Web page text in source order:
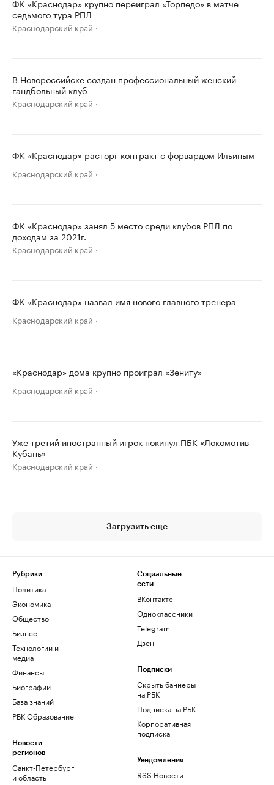
ФК «Краснодар» крупно переиграл «Торпедо» в матче
седьмого тура РПЛ
Краснодарский край
В Новороссийске создан профессиональный женский
гандбольный клуб
Краснодарский край
ФК «Краснодар» расторг контракт с форвардом Ильиным
Краснодарский край
ФК «Краснодар» занял 5 место среди клубов РПЛ по
доходам за 2021г.
Краснодарский край
ФК «Краснодар» назвал имя нового главного тренера
Краснодарский край
«Краснодар» дома крупно проиграл «Зениту»
Краснодарский край
Уже третий иностранный игрок покинул ПБК «Локомотив-
Кубань»
Краснодарский край
Загрузить еще
Рубрики
Политика
Экономика
Общество
Бизнес
Технологии и
медиа
Финансы
Биографии
База знаний
РБК Образование
Новости
регионов
Санкт-Петербург
и область
Социальные
сети
ВКонтакте
Одноклассники
Telegram
Дзен
Подписки
Скрыть баннеры
на РБК
Подписка на РБК
Корпоративная
подписка
Уведомления
RSS Новости